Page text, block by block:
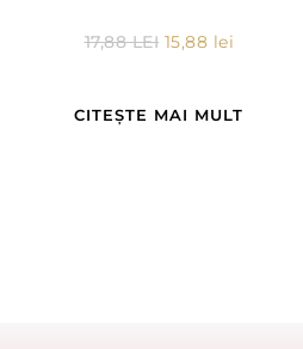
17,88LEI 15,88 lei
CITEȘTE MAI MULT